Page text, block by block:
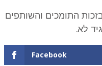
בזכות התומכים והשותפים
לא.
Facebook